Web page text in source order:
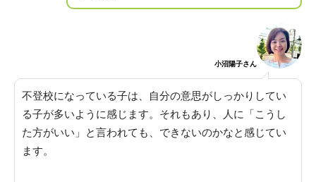
小沼陽子さん
不登校になっている子は、自分の意思がしっかりしてい
る子が多いように感じます。それもあり、人に「こうし
た方がいい」と言われても、できないのかなと感じてい
ます。